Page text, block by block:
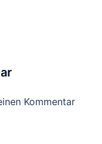
Kommentar